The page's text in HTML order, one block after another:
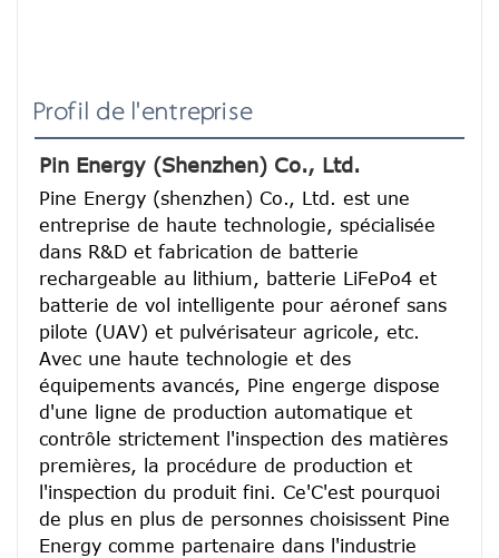
Profil de l'entreprise
Pin Energy (Shenzhen) Co., Ltd.
Pine Energy (shenzhen) Co., Ltd. est une
entreprise de haute technologie, spécialisée
dans R&D et fabrication de batterie
rechargeable au lithium, batterie LiFePo4 et
batterie de vol intelligente pour aéronef sans
pilote (UAV) et pulvérisateur agricole, etc.
Avec une haute technologie et des
équipements avancés, Pine engerge dispose
d'une ligne de production automatique et
contrôle strictement l'inspection des matières
premières, la procédure de production et
l'inspection du produit fini. Ce'C'est pourquoi
de plus en plus de personnes choisissent Pine
Energy comme partenaire dans l'industrie